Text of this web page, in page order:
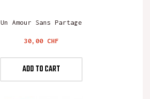
Un Amour Sans Partage
Preis
30,00 CHF
ADD TO CART